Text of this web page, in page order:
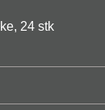
24 stk